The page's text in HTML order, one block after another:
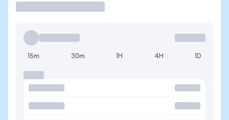
15m 30m 1H 4H 1D